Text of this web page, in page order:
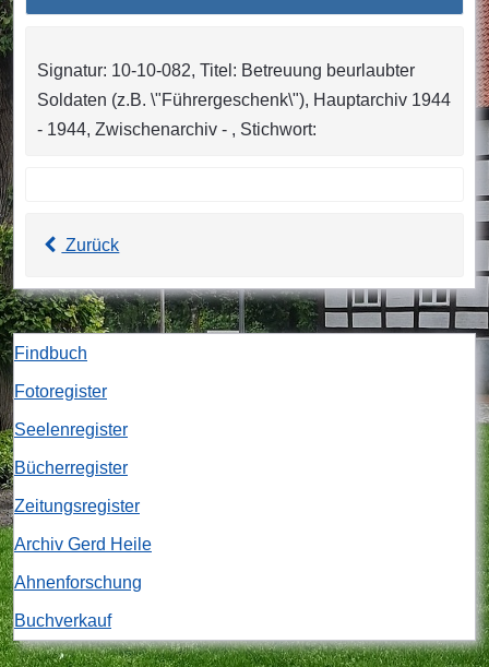
Signatur: 10-10-082, Titel: Betreuung beurlaubter
Soldaten (z.B. \"Führergeschenk\"), Hauptarchiv 1944
- 1944, Zwischenarchiv - , Stichwort:
Zurück
Findbuch
Fotoregister
Seelenregister
Bücherregister
Zeitungsregister
Archiv Gerd Heile
Ahnenforschung
Buchverkauf